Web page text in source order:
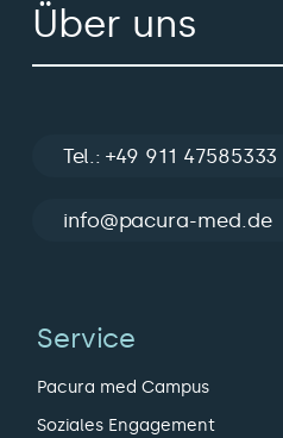
Über uns
Tel.: +49 911 47585333
info@pacura-med.de
Service
Pacura med Campus
Soziales Engagement